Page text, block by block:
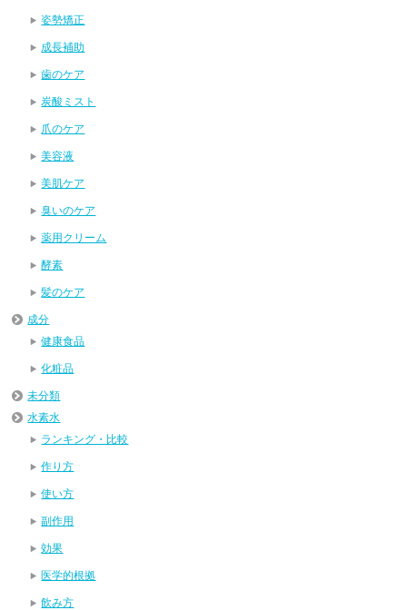
姿勢矯正
成長補助
歯のケア
炭酸ミスト
爪のケア
美容液
美肌ケア
臭いのケア
薬用クリーム
酵素
髪のケア
成分
健康食品
化粧品
未分類
水素水
ランキング・比較
作り方
使い方
副作用
効果
医学的根拠
飲み方